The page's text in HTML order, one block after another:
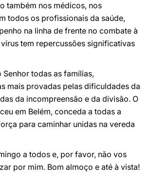
também nos médicos, nos
todos os profissionais da saúde,
na linha de frente no combate à
tem repercussões significativas
Senhor todas as famílias,
mais provadas pelas dificuldades da
da incompreensão e da divisão. O
em Belém, conceda a todas a
para caminhar unidas na vereda
a todos e, por favor, não vos
por mim. Bom almoço e até à vista!